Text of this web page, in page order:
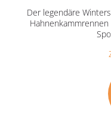
Der legendäre